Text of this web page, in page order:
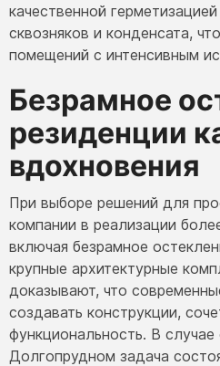
качественной
сквозняков и конденсата,
помещений с интенсивным
Безрамное
резиденции
вдохновения
При выборе решений для
компании в реализации
включая безрамное
крупные архитектурные
доказывают, что
создавать конструкции,
функциональность. В
Долгопрудном задача